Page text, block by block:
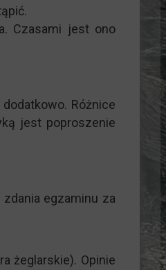
Czasami jest ono
Różnice
jest poproszenie
egzaminu za
żeglarskie). Opinie